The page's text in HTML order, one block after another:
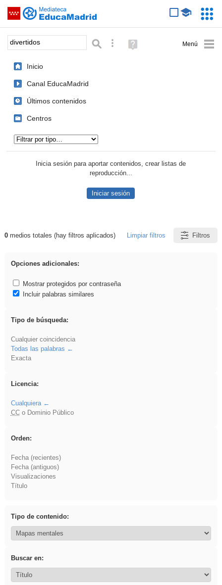
Saltar navegación
Palabra o frase: Búsqueda avanzada
Ayuda
(en
Inicio
Canal EducaMadrid
Últimos contenidos
Centros
Inicia sesión para aportar contenidos, crear listas de
reproducción...
Iniciar sesión
Resultados de: divertidos
0medios totales (hay filtros aplicados) Limpiar filtros Filtros
Opciones adicionales:
Mostrar protegidos por contraseña
Incluir palabras similares
Tipo de búsqueda:
Cualquier coincidencia
Todas las palabras
Exacta
Licencia:
Cualquiera
CCo Dominio Público
Orden:
Fecha (recientes)
Fecha (antiguos)
Visualizaciones
Título
Tipo de contenido:
Buscar en: